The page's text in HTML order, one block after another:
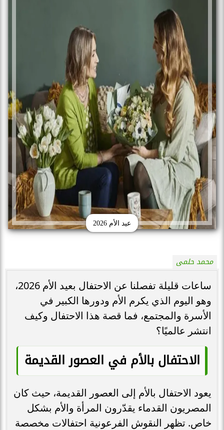
عيد الأم 2026
محمد حلمى
ساعات قليلة تفصلنا عن الاحتفال بعيد الأم 2026،
وهو اليوم الذي يكرم الأم ودورها الكبير في
الأسرة والمجتمع، فما قصة هذا الاحتفال وكيف
انتشر عالميًا؟
الاحتفال بالأم في العصور القديمة
يعود الاحتفال بالأم إلى العصور القديمة، حيث كان
المصريون القدماء يقدّرون المرأة والأم بشكل
خاص. تظهر النقوش الفرعونية احتفالات مخصصة